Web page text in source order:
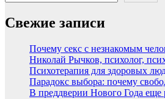
Свежие записи
Почему секс с незнакомым
Николай Рычков, психолог,
Психотерапия для здоровых
Парадокс выбора: почему
В преддверии Нового Года еще